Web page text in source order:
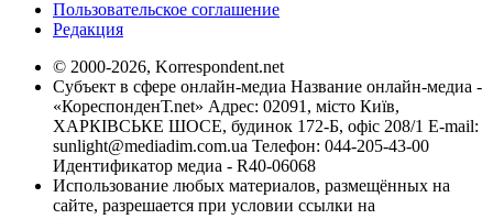
Пользовательское соглашение
Редакция
© 2000-2026, Korrespondent.net
Субъект в сфере онлайн-медиа Название онлайн-медиа -
«КореспонденТ.net» Адрес: 02091, місто Київ,
ХАРКІВСЬКЕ ШОСЕ, будинок 172-Б, офіс 208/1 E-mail:
sunlight@mediadim.com.ua Телефон: 044-205-43-00
Идентификатор медиа - R40-06068
Использование любых материалов, размещённых на
сайте, разрешается при условии ссылки на